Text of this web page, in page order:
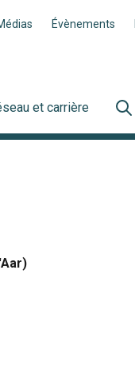
Évènements
et carrière